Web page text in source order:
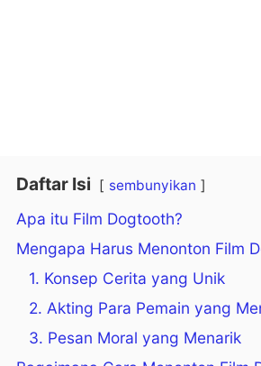
Daftar Isi sembunyikan
Apa itu Film Dogtooth?
Mengapa Harus Menonton Film
1. Konsep Cerita yang Unik
2. Akting Para Pemain yang
3. Pesan Moral yang Menarik